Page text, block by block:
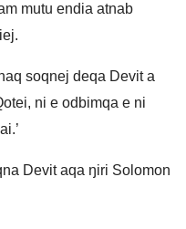
mutu endia atnab
soqnej deqa Devit a
ni e odbimqa e ni
Devit aqa ŋiri Solomon